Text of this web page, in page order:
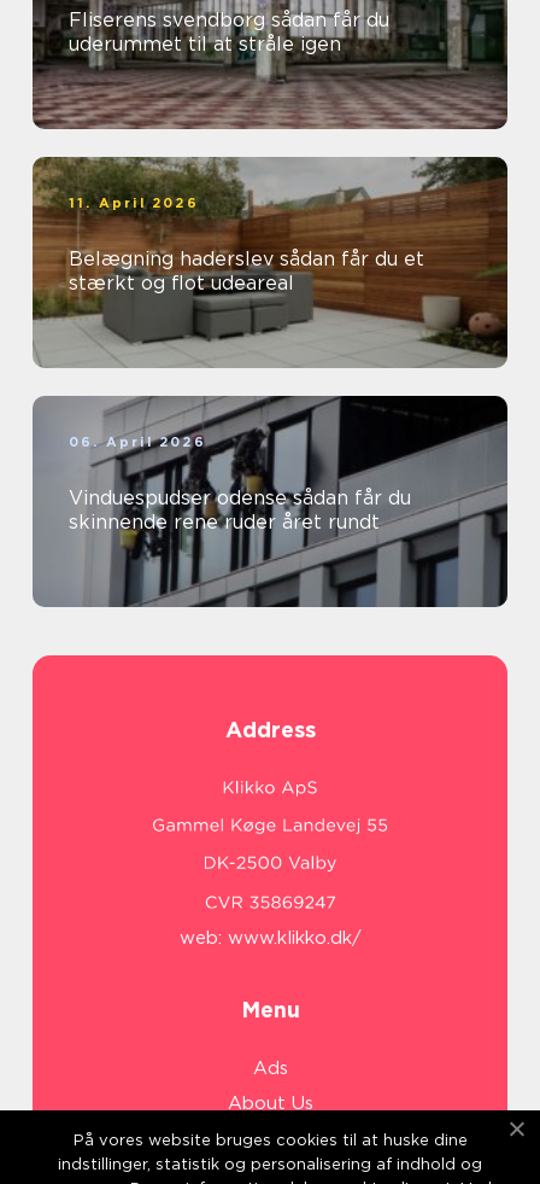
Fliserens svendborg sådan får du
uderummet til at stråle igen
11. April 2026
Belægning haderslev sådan får du et
stærkt og flot udeareal
06. April 2026
Vinduespudser odense sådan får du
skinnende rene ruder året rundt
Address
web: www.klikko.dk/
Menu
Ads
About Us
Cookies
Contact
På vores website bruges cookies til at huske dine
indstillinger, statistik og personalisering af indhold og